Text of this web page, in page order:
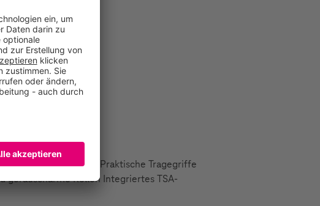
mit Reißverschluss Praktische Tragegriffe
geräuscharme Rollen Integriertes TSA-